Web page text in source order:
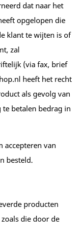
dat naar het
opgelopen die
klant te wijten is of
zal
(via fax, brief
heeft het recht
als gevolg van
te betalen bedrag in
accepteren van
besteld.
producten
die door de